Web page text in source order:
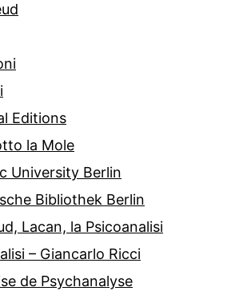
Editions
la Mole
University Berlin
Bibliothek Berlin
Lacan, la Psicoanalisi
– Giancarlo Ricci
de Psychanalyse